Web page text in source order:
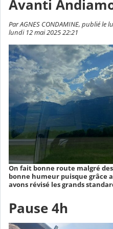
Avanti
Par AGNES CONDAMINE, publié le
lundi 12 mai 2025 22:21
On fait bonne route malgré
bonne humeur puisque grâce
avons révisé les grands
Pause 4h